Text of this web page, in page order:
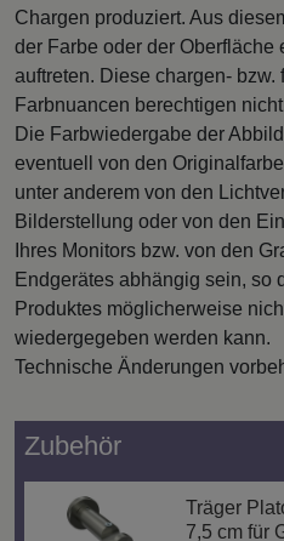
Chargen produziert. Aus
der Farbe oder der Oberfläche
auftreten. Diese chargen- bzw.
Farbnuancen berechtigen
Die Farbwiedergabe der
eventuell von den
unter anderem von den
Bilderstellung oder von den
Ihres Monitors bzw. von den
Endgerätes abhängig sein, so
Produktes möglicherweise
wiedergegeben werden kann.
Technische Änderungen
Zubehör
Träger
7,5 cm für